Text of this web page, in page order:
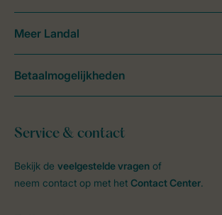
Service & contact
Bekijk de veelgestelde vragen of
neem contact op met het Contact Center.
Meer Landal
Betaalmogelijkheden